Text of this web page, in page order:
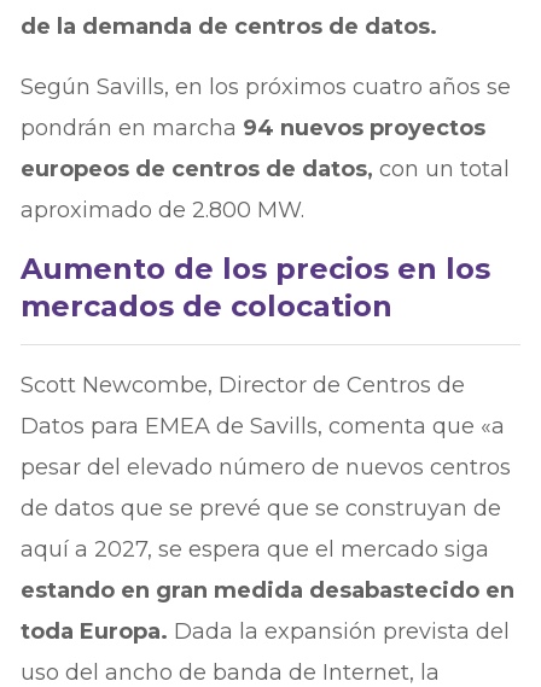
de la demanda de centros de datos.
Según Savills, en los próximos cuatro años se
pondrán en marcha 94 nuevos proyectos
europeos de centros de datos, con un total
aproximado de 2.800 MW.
Aumento de los precios en los
mercados de colocation
Scott Newcombe, Director de Centros de
Datos para EMEA de Savills, comenta que «a
pesar del elevado número de nuevos centros
de datos que se prevé que se construyan de
aquí a 2027, se espera que el mercado siga
estando en gran medida desabastecido en
toda Europa. Dada la expansión prevista del
uso del ancho de banda de Internet, la